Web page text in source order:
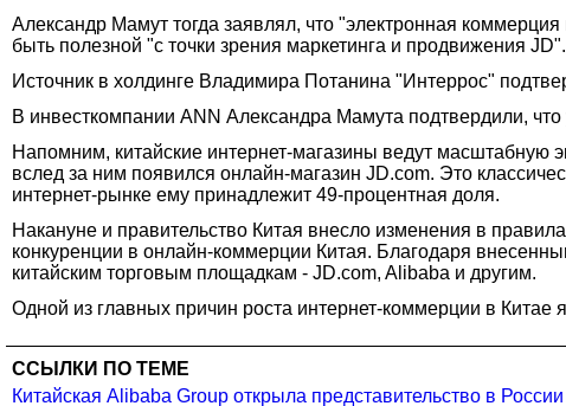
Александр Мамут тогда заявлял, что "электронная
быть полезной "с точки зрения маркетинга и продвижения JD".
Источник в холдинге Владимира Потанина "Интеррос"
В инвесткомпании ANN Александра Мамута подтвердили,
Напомним, китайские интернет-магазины ведут масштабную
вслед за ним появился онлайн-магазин JD.com. Это
интернет-рынке ему принадлежит 49-процентная доля.
Накануне и правительство Китая внесло изменения в
конкуренции в онлайн-коммерции Китая. Благодаря
китайским торговым площадкам - JD.com, Alibaba и другим.
Одной из главных причин роста интернет-коммерции в Китае
ССЫЛКИ ПО ТЕМЕ
Китайская Alibaba Group открыла представительство в России